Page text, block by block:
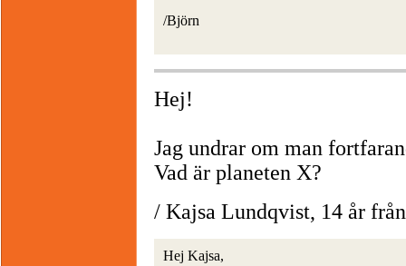
/Björn
Hej!
Jag undrar om man
Vad är planeten X?
/ Kajsa Lundqvist, 14 år
Hej Kajsa,